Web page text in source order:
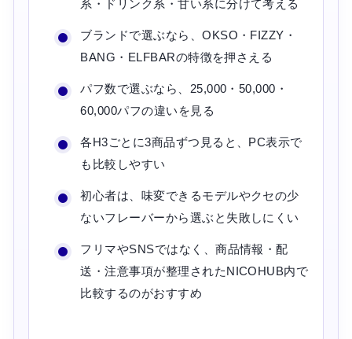
系・ドリンク系・甘い系に分けて考える
ブランドで選ぶなら、OKSO・FIZZY・
BANG・ELFBARの特徴を押さえる
パフ数で選ぶなら、25,000・50,000・
60,000パフの違いを見る
各H3ごとに3商品ずつ見ると、PC表示で
も比較しやすい
初心者は、味変できるモデルやクセの少
ないフレーバーから選ぶと失敗しにくい
フリマやSNSではなく、商品情報・配
送・注意事項が整理されたNICOHUB内で
比較するのがおすすめ